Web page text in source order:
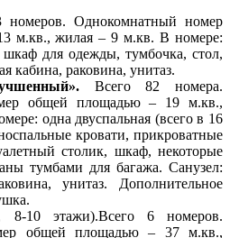
номеров. Однокомнатный номер
м.кв., жилая – 9 м.кв. В номере:
для одежды, тумбочка, стол,
кабина, раковина, унитаз.
Всего 82 номера.
общей площадью – 19 м.кв.,
одна двуспальная (всего в 16
кровати, прикроватные
столик, шкаф, некоторые
тумбами для багажа. Санузел:
унитаз. Дополнительное
10 этажи).Всего 6 номеров.
общей площадью – 37 м.кв.,